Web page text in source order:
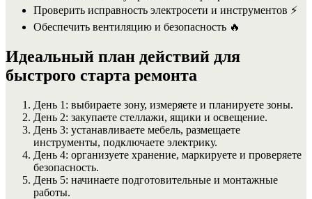
Проверить исправность электросети и инструментов ⚡
Обеспечить вентиляцию и безопасность 🔥
Идеальный план действий для
быстрого старта ремонта
День 1: выбираете зону, измеряете и планируете зоны.
День 2: закупаете стеллажи, ящики и освещение.
День 3: устанавливаете мебель, размещаете
инструменты, подключаете электрику.
День 4: организуете хранение, маркируете и проверяете
безопасность.
День 5: начинаете подготовительные и монтажные
работы.